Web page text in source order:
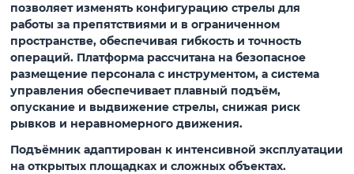
позволяет изменять конфигурацию стрелы для
работы за препятствиями и в ограниченном
пространстве, обеспечивая гибкость и точность
операций. Платформа рассчитана на безопасное
размещение персонала с инструментом, а система
управления обеспечивает плавный подъём,
опускание и выдвижение стрелы, снижая риск
рывков и неравномерного движения.
Подъёмник адаптирован к интенсивной эксплуатации
на открытых площадках и сложных объектах.